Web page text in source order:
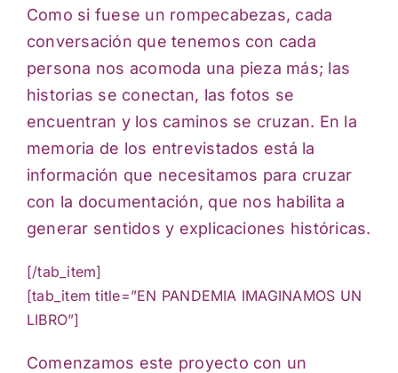
Como si fuese un rompecabezas, cada
conversación que tenemos con cada
persona nos acomoda una pieza más; las
historias se conectan, las fotos se
encuentran y los caminos se cruzan. En la
memoria de los entrevistados está la
información que necesitamos para cruzar
con la documentación, que nos habilita a
generar sentidos y explicaciones históricas.
[/tab_item]
[tab_item title=”EN PANDEMIA IMAGINAMOS UN
LIBRO”]
Comenzamos este proyecto con un